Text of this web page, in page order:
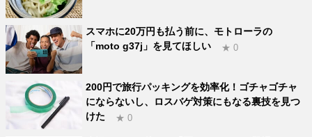
スマホに20万円も払う前に、モトローラの
「moto g37j」を見てほしい
★ 0
200円で旅行パッキングを効率化！ゴチャゴチャ
にならないし、ロスバゲ対策にもなる裏技を見つ
けた
★ 0